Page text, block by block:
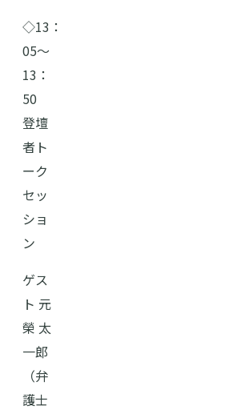
◇13：
05〜
13：
50
登壇
者ト
ーク
セッ
ショ
ン
ゲス
ト 元
榮 太
一郎
（弁
護士